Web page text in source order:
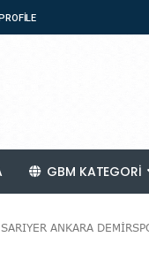
GBM KATEGORİ
SARIYER ANKARA